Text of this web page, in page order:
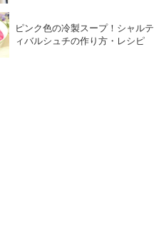
ピンク色の冷製スープ！シャルテ
ィバルシュチの作り方・レシピ